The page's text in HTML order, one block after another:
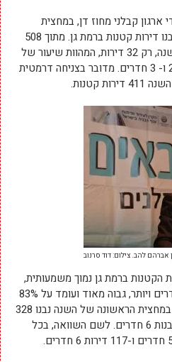
ארגון קבלני מחוז דן, במחצית
הראשונה של 2018 כמעט ולא נבנו דירות קטנות ברמת גן. מתוך 508
דירות שנבנו ברמת גן מתחילת השנה, רק 32 דירות, המהוות שיעור של
6% בלבד, הן דירות קטנות בנות 2 ו- 3 חדרים. מדובר בצניחה דרמטית
אברהם להב. צילום: דוד סרנוב
הקטנות ברמת גן נמוך משמעותית,
שיעור הדירות הגדולות, 5 ו- 6 חדרים ויותר, גבוה מאוד ועומד על 83%
מכלל הדירות שנבנו השנה בעיר. במחצית הראשונה של השנה נבנו 328
דירות בנות 5 חדרים ו-93 דירות בנות 6 חדרים. לשם השוואה, בכל